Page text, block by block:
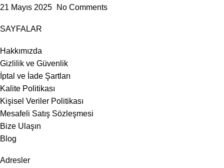
21 Mayıs 2025
No Comments
SAYFALAR
Hakkımızda
Gizlilik ve Güvenlik
İptal ve İade Şartları
Kalite Politikası
Kişisel Veriler Politikası
Mesafeli Satış Sözleşmesi
Bize Ulaşın
Blog
Adresler